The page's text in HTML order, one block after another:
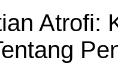
Atrofi: